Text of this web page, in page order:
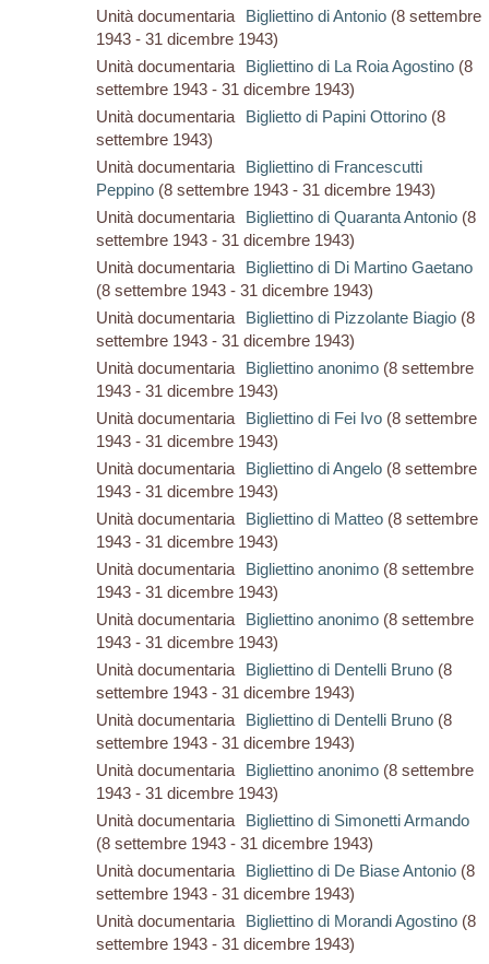
Unità documentaria
Bigliettino di Antonio(8 settembre
1943 - 31 dicembre 1943)
Unità documentaria
Bigliettino di La Roia Agostino(8
settembre 1943 - 31 dicembre 1943)
Unità documentaria
Biglietto di Papini Ottorino(8
settembre 1943)
Unità documentaria
Bigliettino di Francescutti
Peppino(8 settembre 1943 - 31 dicembre 1943)
Unità documentaria
Bigliettino di Quaranta Antonio(8
settembre 1943 - 31 dicembre 1943)
Unità documentaria
Bigliettino di Di Martino Gaetano
(8 settembre 1943 - 31 dicembre 1943)
Unità documentaria
Bigliettino di Pizzolante Biagio(8
settembre 1943 - 31 dicembre 1943)
Unità documentaria
Bigliettino anonimo(8 settembre
1943 - 31 dicembre 1943)
Unità documentaria
Bigliettino di Fei Ivo(8 settembre
1943 - 31 dicembre 1943)
Unità documentaria
Bigliettino di Angelo(8 settembre
1943 - 31 dicembre 1943)
Unità documentaria
Bigliettino di Matteo(8 settembre
1943 - 31 dicembre 1943)
Unità documentaria
Bigliettino anonimo(8 settembre
1943 - 31 dicembre 1943)
Unità documentaria
Bigliettino anonimo(8 settembre
1943 - 31 dicembre 1943)
Unità documentaria
Bigliettino di Dentelli Bruno(8
settembre 1943 - 31 dicembre 1943)
Unità documentaria
Bigliettino di Dentelli Bruno(8
settembre 1943 - 31 dicembre 1943)
Unità documentaria
Bigliettino anonimo(8 settembre
1943 - 31 dicembre 1943)
Unità documentaria
Bigliettino di Simonetti Armando
(8 settembre 1943 - 31 dicembre 1943)
Unità documentaria
Bigliettino di De Biase Antonio(8
settembre 1943 - 31 dicembre 1943)
Unità documentaria
Bigliettino di Morandi Agostino(8
settembre 1943 - 31 dicembre 1943)